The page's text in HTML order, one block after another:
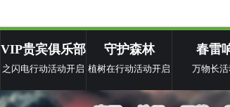
VIP贵宾俱乐部
之闪电行动活动开启
守护森林
植树在行动活动开启
春雷
万物长活